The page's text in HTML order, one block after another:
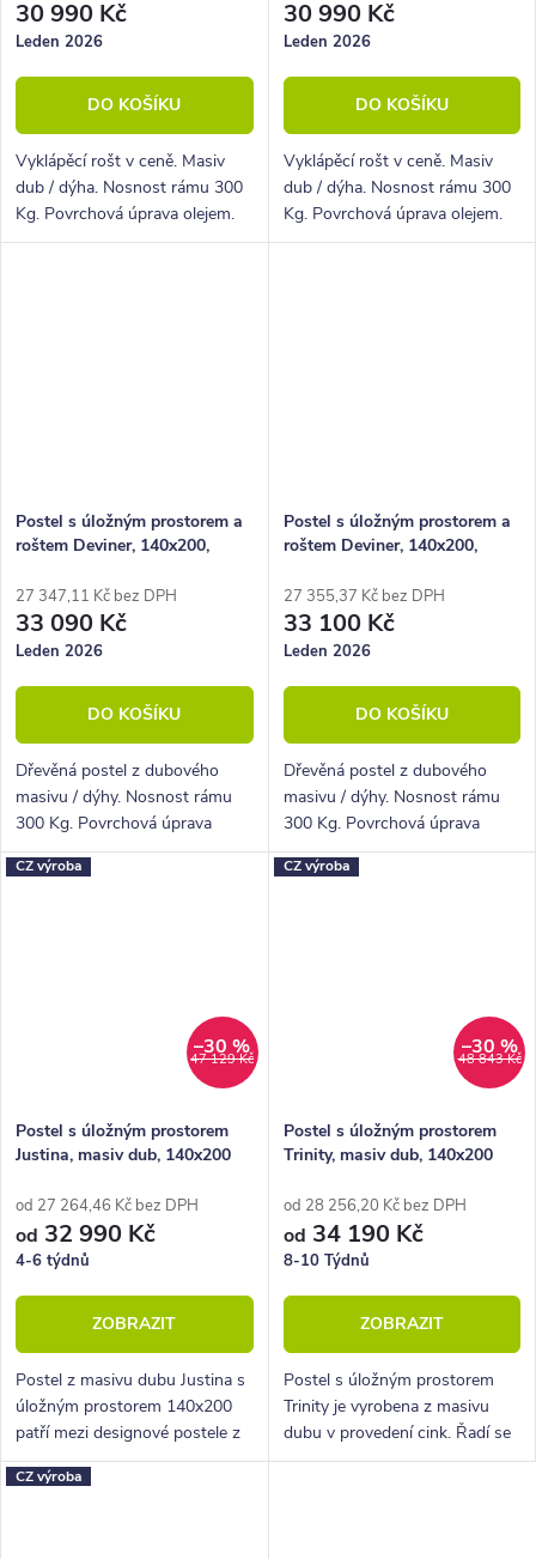
30 990 Kč
Leden 2026
DO KOŠÍKU
Vyklápěcí rošt v ceně. Masiv
dub / dýha. Nosnost rámu 300
Kg. Povrchová úprava olejem.
30 990 Kč
Leden 2026
DO KOŠÍKU
Vyklápěcí rošt v ceně. Masiv
dub / dýha. Nosnost rámu 300
Kg. Povrchová úprava olejem.
Postel s úložným prostorem a
roštem Deviner, 140x200,
ekokůže
27 347,11 Kč bez DPH
33 090 Kč
Leden 2026
DO KOŠÍKU
Dřevěná postel z dubového
masivu / dýhy. Nosnost rámu
300 Kg. Povrchová úprava
olejem. Vyklápěcí rošt v ceně.
Postel s úložným prostorem a
roštem Deviner, 140x200,
27 355,37 Kč bez DPH
33 100 Kč
Leden 2026
DO KOŠÍKU
Dřevěná postel z dubového
masivu / dýhy. Nosnost rámu
300 Kg. Povrchová úprava
olejem. Vyklápěcí rošt v ceně.
CZ výroba
47 129 Kč
–30 %
Postel s úložným prostorem
Justina, masiv dub, 140x200
od 27 264,46 Kč bez DPH
od 32 990 Kč
4-6 týdnů
ZOBRAZIT
Postel z masivu dubu Justina s
úložným prostorem 140x200
patří mezi designové postele z
nábytkové řady BedWorld.
Vyniká krásným zaobleným
CZ výroba
48 843 Kč
–30 %
Postel s úložným prostorem
Trinity, masiv dub, 140x200
od 28 256,20 Kč bez DPH
od 34 190 Kč
8-10 Týdnů
ZOBRAZIT
Postel s úložným prostorem
Trinity je vyrobena z masivu
dubu v provedení cink. Řadí se
mezi kvalitní české výrobky
CZ výroba